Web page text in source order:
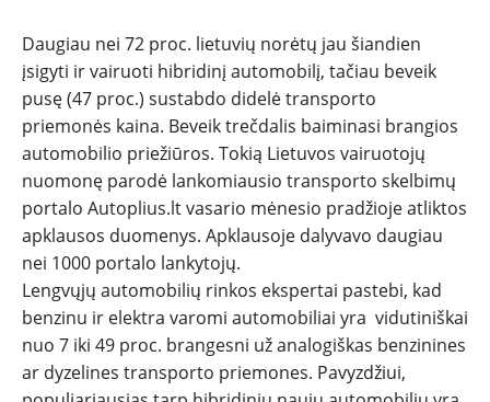
TESTAI
NAUJI
NAUDOTI
REPORTAŽAI
SPORTAS
PATARIMAI
Daugiau nei 72 proc. lietuvių norėtų jau šiandien
įsigyti ir vairuoti hibridinį automobilį, tačiau beveik
pusę (47 proc.) sustabdo didelė transporto
priemonės kaina. Beveik trečdalis baiminasi brangios
automobilio priežiūros. Tokią Lietuvos vairuotojų
nuomonę parodė lankomiausio transporto skelbimų
portalo Autoplius.lt vasario mėnesio pradžioje atliktos
apklausos duomenys. Apklausoje dalyvavo daugiau
nei 1000 portalo lankytojų.
Lengvųjų automobilių rinkos ekspertai pastebi, kad
benzinu ir elektra varomi automobiliai yra vidutiniškai
nuo 7 iki 49 proc. brangesni už analogiškas benzinines
ar dyzelines transporto priemones. Pavyzdžiui,